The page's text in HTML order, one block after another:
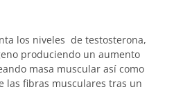
los niveles de testosterona,
produciendo un aumento
masa muscular así como
las fibras musculares tras un